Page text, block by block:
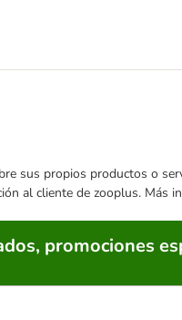
sus propios productos o
al cliente de zooplus. Más
promociones